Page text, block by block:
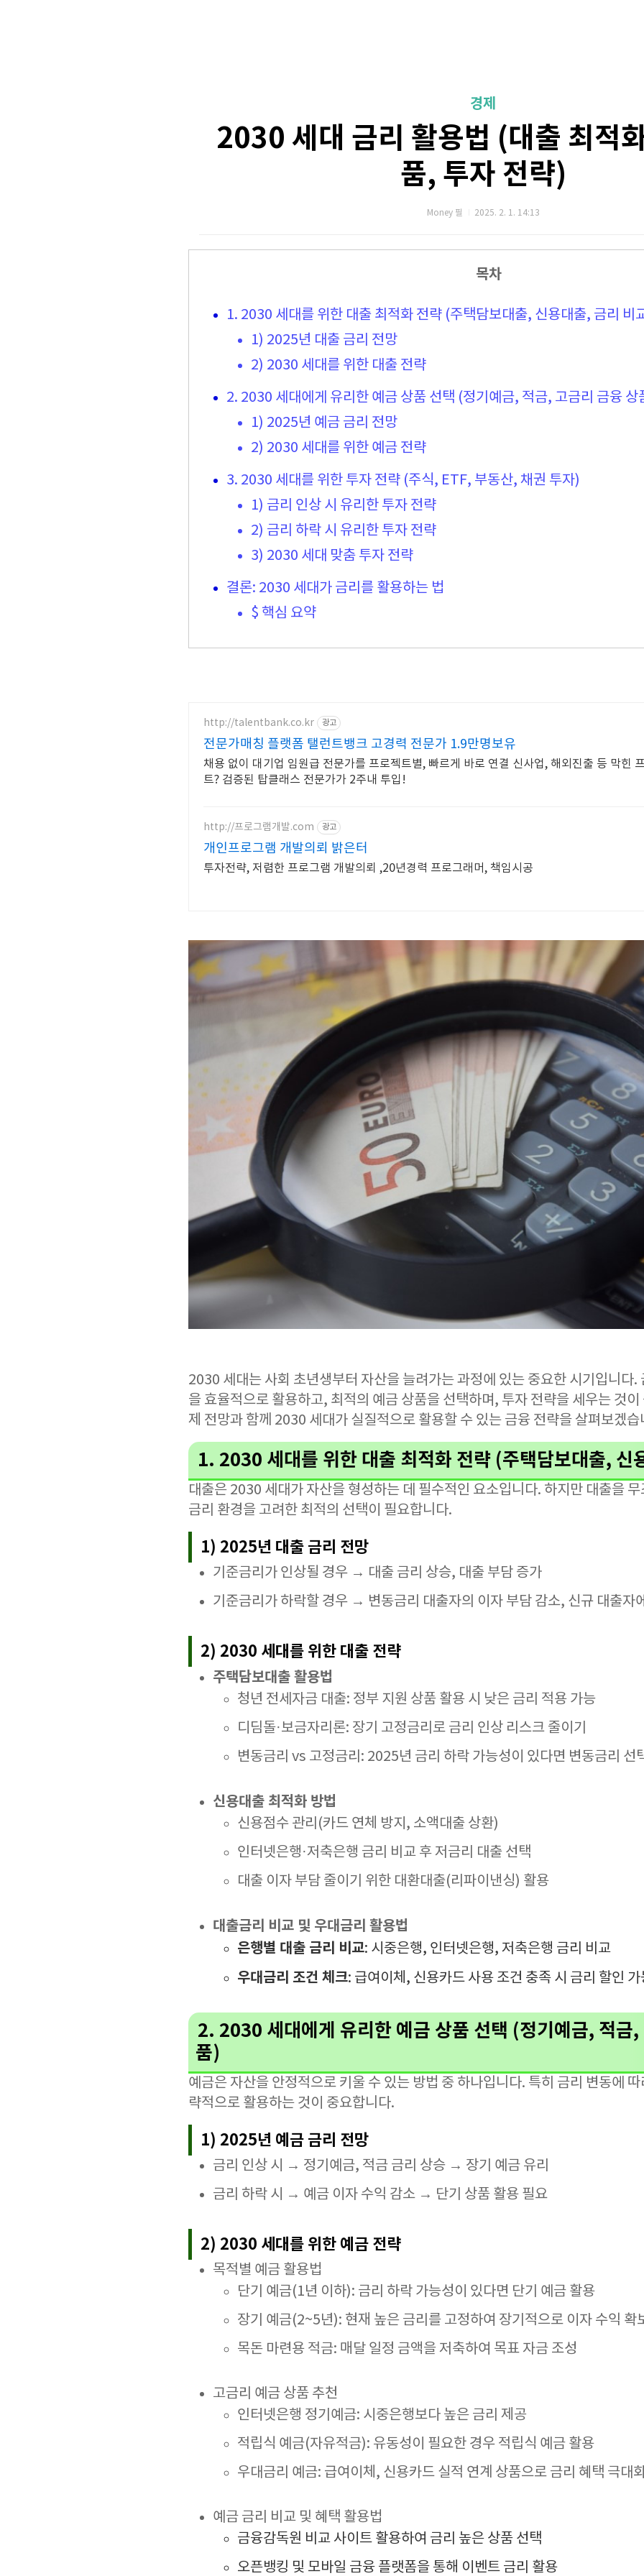
경제
2030 세대 금리 활용법 (대출 최적
품, 투자 전략)
Money 필 2025. 2. 1. 14:13
목차
1. 2030 세대를 위한 대출 최적화 전략 (주택담보대출, 신용대출, 금리 비
1) 2025년 대출 금리 전망
2) 2030 세대를 위한 대출 전략
2. 2030 세대에게 유리한 예금 상품 선택 (정기예금, 적금, 고금리 금융 상
1) 2025년 예금 금리 전망
2) 2030 세대를 위한 예금 전략
3. 2030 세대를 위한 투자 전략 (주식, ETF, 부동산, 채권 투자)
1) 금리 인상 시 유리한 투자 전략
2) 금리 하락 시 유리한 투자 전략
3) 2030 세대 맞춤 투자 전략
결론: 2030 세대가 금리를 활용하는 법
$ 핵심 요약
http://talentbank.co.kr 광고
전문가매칭 플랫폼 탤런트뱅크 고경력 전문가 1.9만명보유
채용 없이 대기업 임원급 전문가를 프로젝트별, 빠르게 바로 연결 신사업, 해외진출 등 막힌
트? 검증된 탑클래스 전문가가 2주내 투입!
http://프로그램개발.com 광고
개인프로그램 개발의뢰 밝은터
투자전략, 저렴한 프로그램 개발의뢰 ,20년경력 프로그래머, 책임시공
2030 세대는 사회 초년생부터 자산을 늘려가는 과정에 있는 중요한 시기입니다.
을 효율적으로 활용하고, 최적의 예금 상품을 선택하며, 투자 전략을 세우는 것
제 전망과 함께 2030 세대가 실질적으로 활용할 수 있는 금융 전략을 살펴보겠습
1. 2030 세대를 위한 대출 최적화 전략 (주택담보대출, 신
대출은 2030 세대가 자산을 형성하는 데 필수적인 요소입니다. 하지만 대출을
금리 환경을 고려한 최적의 선택이 필요합니다.
1) 2025년 대출 금리 전망
기준금리가 인상될 경우 → 대출 금리 상승, 대출 부담 증가
기준금리가 하락할 경우 → 변동금리 대출자의 이자 부담 감소, 신규 대출자
2) 2030 세대를 위한 대출 전략
주택담보대출 활용법
청년 전세자금 대출: 정부 지원 상품 활용 시 낮은 금리 적용 가능
디딤돌·보금자리론: 장기 고정금리로 금리 인상 리스크 줄이기
변동금리 vs 고정금리: 2025년 금리 하락 가능성이 있다면 변동금리 선
신용대출 최적화 방법
신용점수 관리(카드 연체 방지, 소액대출 상환)
인터넷은행·저축은행 금리 비교 후 저금리 대출 선택
대출 이자 부담 줄이기 위한 대환대출(리파이낸싱) 활용
대출금리 비교 및 우대금리 활용법
은행별 대출 금리 비교: 시중은행, 인터넷은행, 저축은행 금리 비교
우대금리 조건 체크: 급여이체, 신용카드 사용 조건 충족 시 금리 할인 가
2. 2030 세대에게 유리한 예금 상품 선택 (정기예금, 적금,
품)
예금은 자산을 안정적으로 키울 수 있는 방법 중 하나입니다. 특히 금리 변동에
략적으로 활용하는 것이 중요합니다.
1) 2025년 예금 금리 전망
금리 인상 시 → 정기예금, 적금 금리 상승 → 장기 예금 유리
금리 하락 시 → 예금 이자 수익 감소 → 단기 상품 활용 필요
2) 2030 세대를 위한 예금 전략
목적별 예금 활용법
단기 예금(1년 이하): 금리 하락 가능성이 있다면 단기 예금 활용
장기 예금(2~5년): 현재 높은 금리를 고정하여 장기적으로 이자 수익 확
목돈 마련용 적금: 매달 일정 금액을 저축하여 목표 자금 조성
고금리 예금 상품 추천
인터넷은행 정기예금: 시중은행보다 높은 금리 제공
적립식 예금(자유적금): 유동성이 필요한 경우 적립식 예금 활용
우대금리 예금: 급여이체, 신용카드 실적 연계 상품으로 금리 혜택 극대
예금 금리 비교 및 혜택 활용법
금융감독원 비교 사이트 활용하여 금리 높은 상품 선택
오픈뱅킹 및 모바일 금융 플랫폼을 통해 이벤트 금리 활용